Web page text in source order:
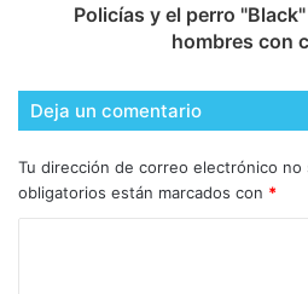
Policías y el perro
hombres con
Deja un comentario
Tu dirección de correo electrónico no
obligatorios están marcados con *